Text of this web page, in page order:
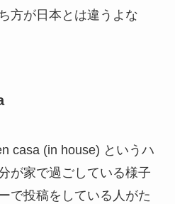
方が日本とは違うよな
casa (in house) というハ
が家で過ごしている様子
で投稿をしている人がた